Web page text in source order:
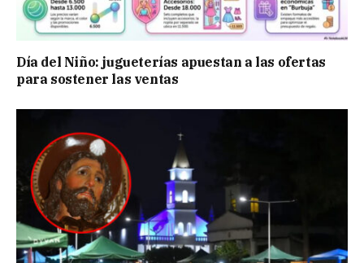
Día del Niño: jugueterías apuestan a las ofertas
para sostener las ventas